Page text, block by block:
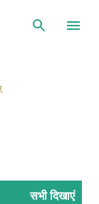
सभी दिखाएं